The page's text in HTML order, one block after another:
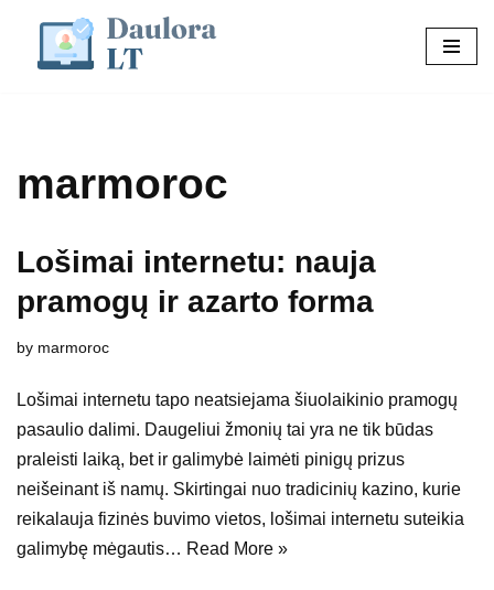
Skip
marmoroc
Lošimai internetu: nauja
pramogų ir azarto forma
by marmoroc
Lošimai internetu tapo neatsiejama šiuolaikinio pramogų
pasaulio dalimi. Daugeliui žmonių tai yra ne tik būdas
praleisti laiką, bet ir galimybė laimėti pinigų prizus
neišeinant iš namų. Skirtingai nuo tradicinių kazino, kurie
reikalauja fizinės buvimo vietos, lošimai internetu suteikia
galimybę mėgautis… Read More »